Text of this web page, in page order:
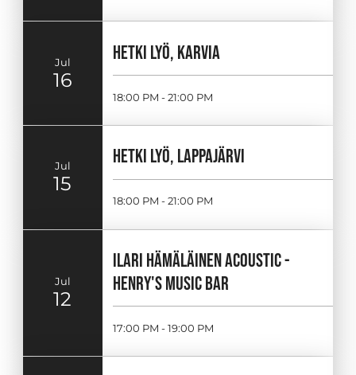
Jul
16
HETKI LYÖ, KARVIA
18:00 PM - 21:00 PM
Jul
15
HETKI LYÖ, LAPPAJÄRVI
18:00 PM - 21:00 PM
Jul
12
ILARI HÄMÄLÄINEN ACOUSTIC -
HENRY'S MUSIC BAR
17:00 PM - 19:00 PM